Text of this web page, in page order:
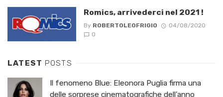
Romics, arrivederci nel 2021 !
By ROBERTOLEOFRIGIO
04/08/2020
0
LATEST POSTS
Il fenomeno Blue: Eleonora Puglia firma una
delle sorprese cinematografiche dell’anno